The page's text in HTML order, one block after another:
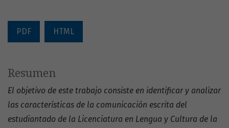
PDF HTML
Resumen
El objetivo de este trabajo consiste en identificar y analizar
las características de la comunicación escrita del
estudiantado de la Licenciatura en Lengua y Cultura de la